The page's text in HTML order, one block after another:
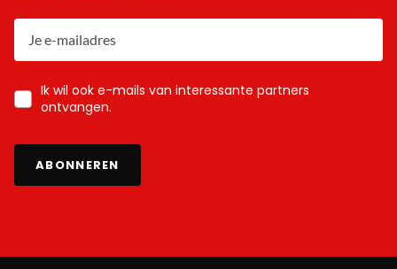
Ik wil ook e-mails van interessante partners
ontvangen.
ABONNEREN